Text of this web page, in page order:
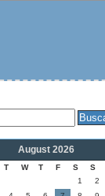
August 2026
T W T F S
S
1
2